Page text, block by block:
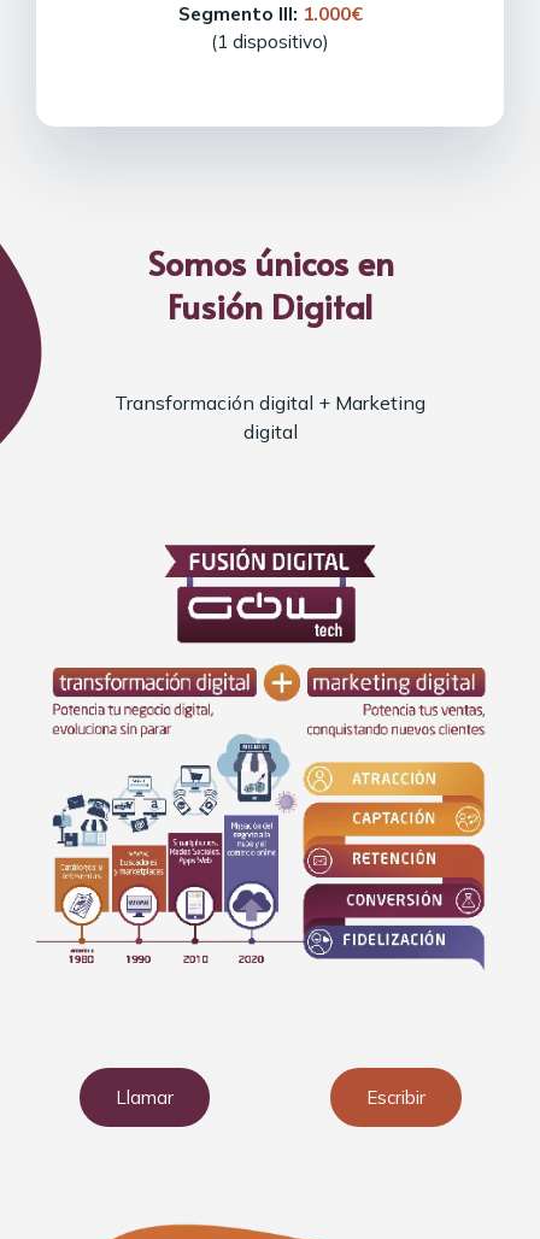
Segmento III: 1.000€
(1 dispositivo)
Somos únicos en
Fusión Digital
Transformación digital + Marketing
digital
Llamar Escribir